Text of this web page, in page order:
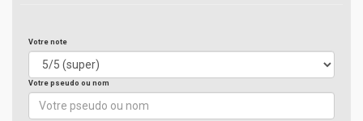
Votre note
Votre pseudo ou nom